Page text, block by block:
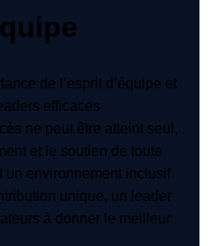
de l’esprit d’équipe et
efficaces
ne peut être atteint seul,
et le soutien de toute
un environnement inclusif
unique, un leader
à donner le meilleur